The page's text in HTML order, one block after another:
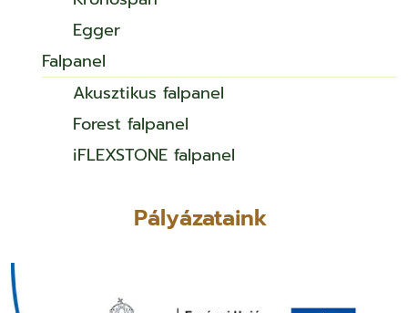
Egger
Falpanel
Akusztikus falpanel
Forest falpanel
iFLEXSTONE falpanel
Pályázataink